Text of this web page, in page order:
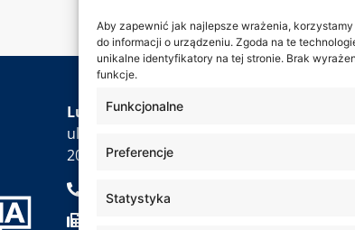
Aby zapewnić jak najlepsze wrażenia,
do informacji o urządzeniu. Zgoda na te
unikalne identyfikatory na tej stronie. Brak
funkcje.
Funkcjonalne
Preferencje
Statystyka
Lubelska Akademia WSEI
ul. Projektowa 4
20-209 Lublin
+48 81 749 17 70